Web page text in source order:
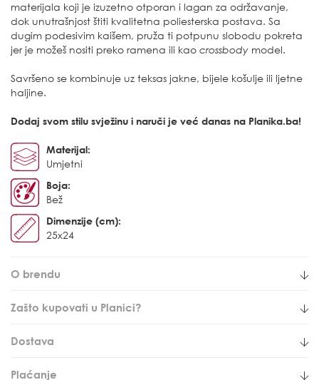
materijala koji je izuzetno otporan i lagan za održavanje,
dok unutrašnjost štiti kvalitetna poliesterska postava. Sa
dugim podesivim kaišem, pruža ti potpunu slobodu pokreta
jer je možeš nositi preko ramena ili kao crossbody model.
Savršeno se kombinuje uz teksas jakne, bijele košulje ili ljetne
haljine.
Dodaj svom stilu svježinu i naruči je već danas na Planika.ba!
Materijal:
Umjetni
Boja:
Bež
Dimenzije (cm):
25x24
O brendu
Zašto kupovati u Planici?
Dostava
Plaćanje